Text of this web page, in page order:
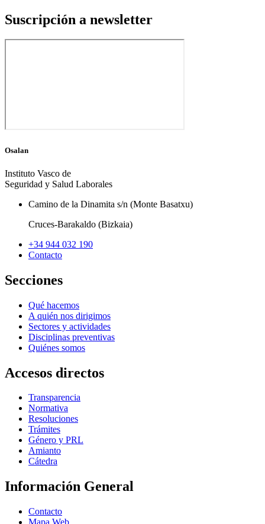
Suscripción a newsletter
Osalan
Instituto Vasco de
Seguridad y Salud Laborales
Camino de la Dinamita s/n (Monte Basatxu)
Cruces-Barakaldo (Bizkaia)
+34 944 032 190
Contacto
Secciones
Qué hacemos
A quién nos dirigimos
Sectores y actividades
Disciplinas preventivas
Quiénes somos
Accesos directos
Transparencia
Normativa
Resoluciones
Trámites
Género y PRL
Amianto
Cátedra
Información General
Contacto